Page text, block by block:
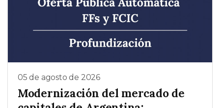
05 de agosto de 2026
Modernización del mercado de